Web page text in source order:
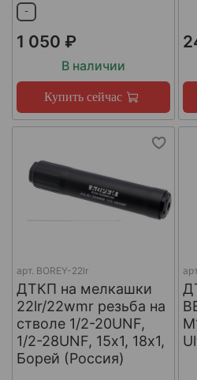
-
1 050 ₽
В наличии
Купить сейчас
арт. BOREY-22lr
ДТКП на мелкашки
22lr/22wmr резьба на
стволе 1/2-20UNF,
1/2-28UNF, 15х1, 18х1,
Борей (Россия)